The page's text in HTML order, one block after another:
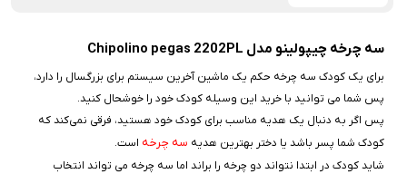
سه چرخه چیپولینو مدل Chipolino pegas 2202PL
برای یک کودک سه چرخه حکم یک ماشین آخرین سیستم برای بزرگسال را دارد،
پس شما می‌ توانید با خرید این وسیله کودک خود را خوشحال کنید.
پس اگر به دنبال یک هدیه مناسب برای کودک خود هستید، فرقی نمی‌کند که
کودک شما پسر باشد یا دختر بهترین هدیه سه چرخه است.
شاید کودک در ابتدا نتواند دو چرخه را براند اما سه چرخه می تواند انتخاب